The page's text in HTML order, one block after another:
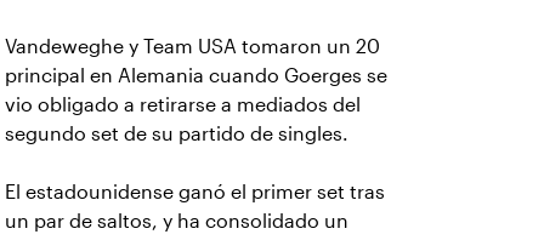
Vandeweghe y Team USA tomaron un 20
principal en Alemania cuando Goerges se
vio obligado a retirarse a mediados del
segundo set de su partido de singles.
El estadounidense ganó el primer set tras
un par de saltos, y ha consolidado un